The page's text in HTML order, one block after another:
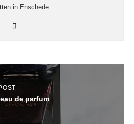
in Enschede.
de parfum